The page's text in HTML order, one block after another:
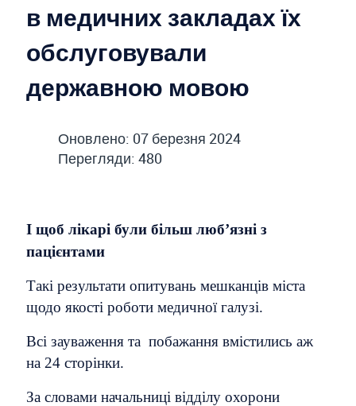
в медичних закладах їх
обслуговували
державною мовою
Оновлено: 07 березня 2024
Перегляди: 480
І щоб лікарі були більш люб’язні з
пацієнтами
Такі результати опитувань мешканців міста
щодо якості роботи медичної галузі.
Всі зауваження та побажання вмістились аж
на 24 сторінки.
За словами начальниці відділу охорони